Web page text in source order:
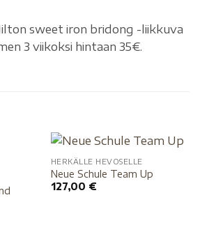
sweet iron bridong -liikkuva
3 viikoksi hintaan 35€.
HERKÄLLE HEVOSELLE
Neue Schule Team Up
127,00 €